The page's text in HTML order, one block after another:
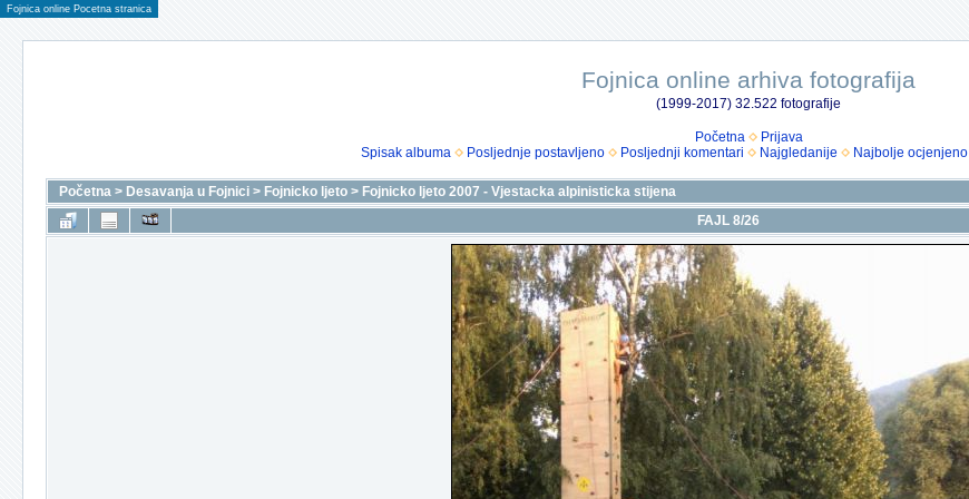
Fojnica online Pocetna stranica
Fojnica online arhiva fotografija
(1999-2017) 32.522 fotografije
Početna
Prijava
Spisak albuma
Posljednje postavljeno Posljednji komentari Najgledanije Najbolje ocjenjeno
Početna > Desavanja u Fojnici > Fojnicko ljeto > Fojnicko ljeto 2007 - Vjestacka alpinisticka stijena
FAJL 8/26